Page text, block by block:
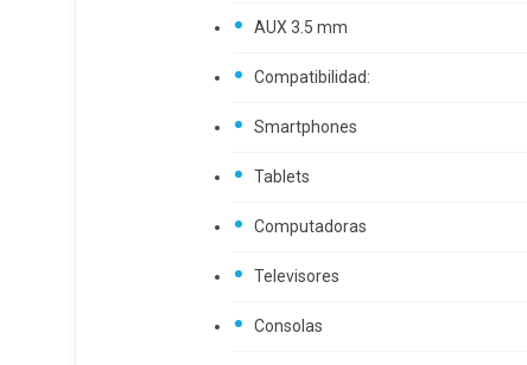
AUX 3.5 mm
Compatibilidad:
Smartphones
Tablets
Computadoras
Televisores
Consolas